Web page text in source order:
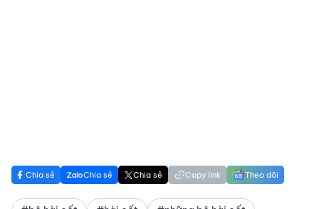
Chia sẻ Chia sẻ Chia sẻ Copy link Theo dõi